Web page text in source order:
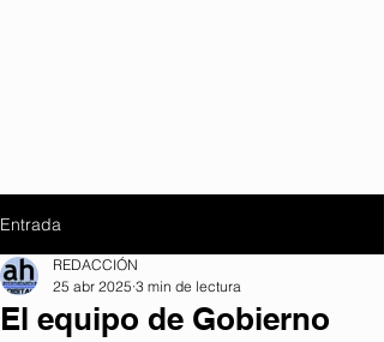
Entrada
El equipo de Gobierno
REDACCIÓN
25 abr 2025 3 min de lectura